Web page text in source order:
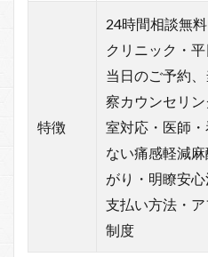
特徴
24時間相談無
クリニック・
当日のご予約
察カウンセリ
室対応・医師
ない痛感軽減
がり・明瞭安
支払い方法・
制度